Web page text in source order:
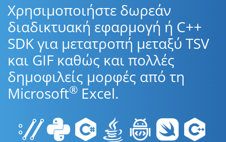
Χρησιμοποιήστε δωρεάν
διαδικτυακή εφαρμογή ή C++
SDK για μετατροπή μεταξύ TSV
και GIF καθώς και πολλές
δημοφιλείς μορφές από τη
Microsoft® Excel.